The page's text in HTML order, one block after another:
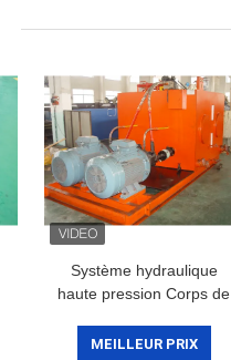
Système hydraulique
haute pression Corps de
Assemblage de canal
MEILLEUR PRIX